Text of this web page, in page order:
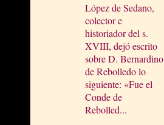
López de Sedano,
colector e
historiador del s.
XVIII, dejó escrito
sobre D. Bernardino
de Rebolledo lo
siguiente: «Fue el
Conde de
Rebolled...